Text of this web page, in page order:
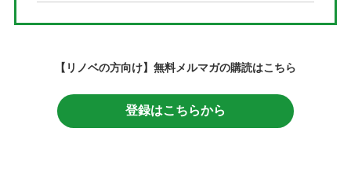
【リノベの方向け】無料メルマガの購読はこちら
登録はこちらから